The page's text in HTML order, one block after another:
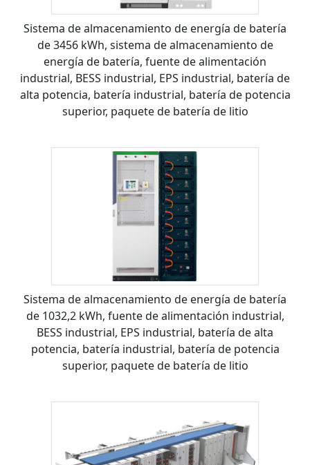
Sistema de almacenamiento de energía de batería
de 3456 kWh, sistema de almacenamiento de
energía de batería, fuente de alimentación
industrial, BESS industrial, EPS industrial, batería de
alta potencia, batería industrial, batería de potencia
superior, paquete de batería de litio
Sistema de almacenamiento de energía de batería
de 1032,2 kWh, fuente de alimentación industrial,
BESS industrial, EPS industrial, batería de alta
potencia, batería industrial, batería de potencia
superior, paquete de batería de litio